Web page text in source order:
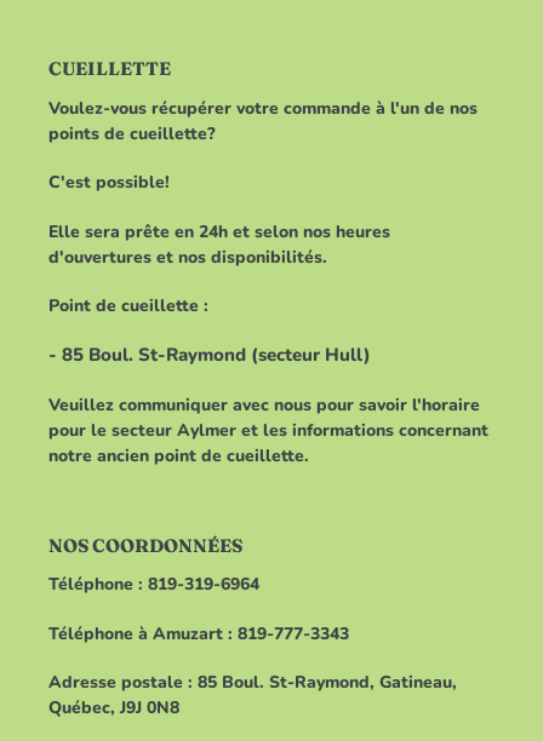
CUEILLETTE
Voulez-vous récupérer votre commande à l'un de nos
points de cueillette?
C'est possible!
Elle sera prête en 24h et selon nos heures
d'ouvertures et nos disponibilités.
Point de cueillette :
- 85 Boul. St-Raymond (secteur Hull)
Veuillez communiquer avec nous pour savoir l'horaire
pour le secteur Aylmer et les informations concernant
notre ancien point de cueillette.
NOS COORDONNÉES
Téléphone : 819-319-6964
Téléphone à Amuzart : 819-777-3343
Adresse postale : 85 Boul. St-Raymond, Gatineau,
Québec, J9J 0N8